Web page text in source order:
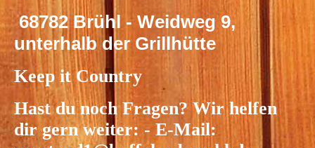
68782 Brühl - Weidweg 9,
unterhalb der Grillhütte
Keep it Country
Hast du noch Fragen? Wir helfen
dir gern weiter: - E-Mail: